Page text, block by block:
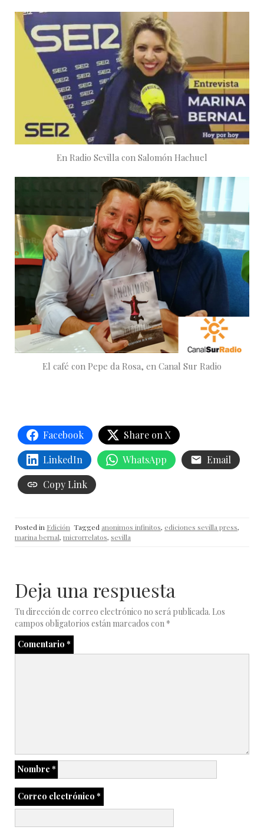
En Radio Sevilla con Salomón Hachuel
El café con Pepe da Rosa, en Canal Sur Radio
Facebook
Share on X
LinkedIn
WhatsApp
Email
Copy Link
Posted in Edición Tagged anonimos infinitos, ediciones sevilla press,
marina bernal, microrrelatos, sevilla
Deja una respuesta
Tu dirección de correo electrónico no será publicada. Los
campos obligatorios están marcados con *
Comentario *
Nombre *
Correo electrónico *